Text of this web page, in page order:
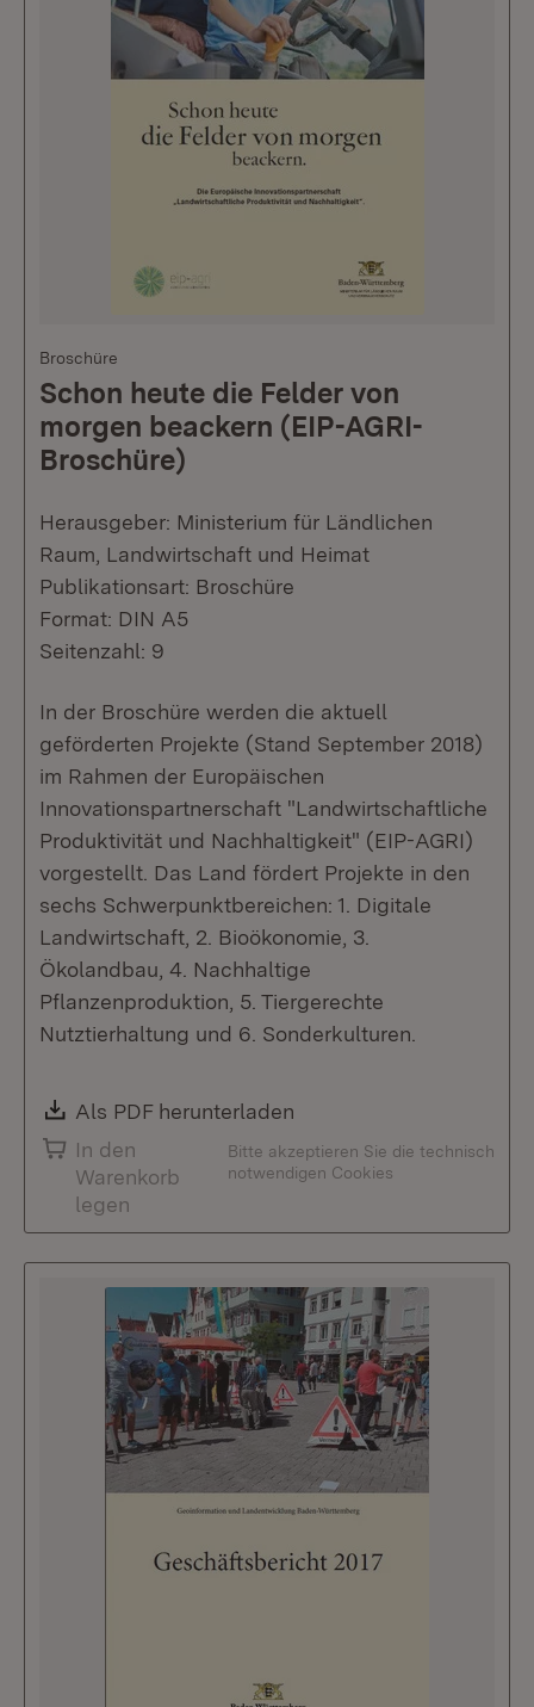
Broschüre
Schon heute die Felder von
morgen beackern (EIP-AGRI-
Broschüre)
Herausgeber: Ministerium für Ländlichen
Raum, Landwirtschaft und Heimat
Publikationsart: Broschüre
Format: DIN A5
Seitenzahl: 9
In der Broschüre werden die aktuell
geförderten Projekte (Stand September 2018)
im Rahmen der Europäischen
Innovationspartnerschaft "Landwirtschaftliche
Produktivität und Nachhaltigkeit" (EIP-AGRI)
vorgestellt. Das Land fördert Projekte in den
sechs Schwerpunktbereichen: 1. Digitale
Landwirtschaft, 2. Bioökonomie, 3.
Ökolandbau, 4. Nachhaltige
Pflanzenproduktion, 5. Tiergerechte
Nutztierhaltung und 6. Sonderkulturen.
Download:
Als PDF herunterladen
In den
Warenkorb
legen
Bitte akzeptieren Sie die technisch
notwendigen Cookies